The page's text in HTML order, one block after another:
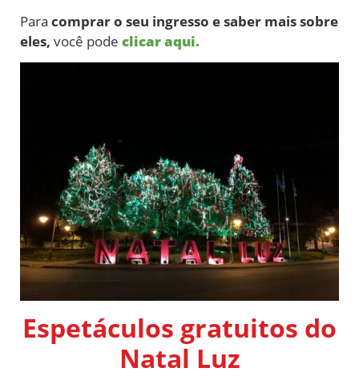
Para comprar o seu ingresso e saber mais sobre
eles, você pode clicar aqui.
Espetáculos gratuitos do
Natal Luz